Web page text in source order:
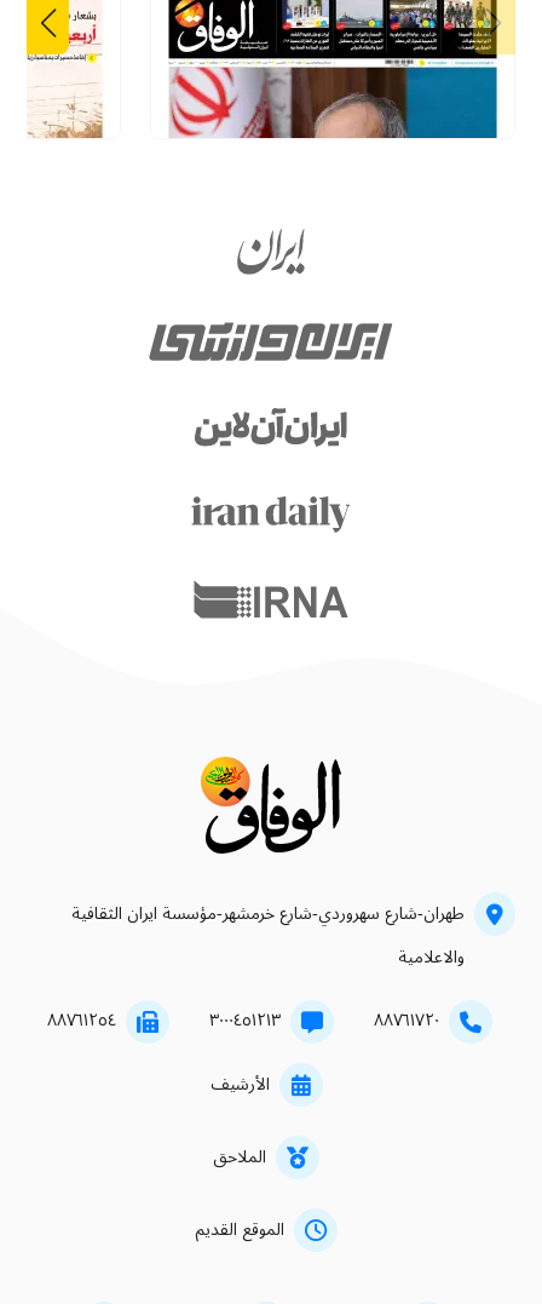
طهران-شارع سهروردي-شارع خرمشهر-مؤسسة ايران الثقافية
والاعلامية
۸۸۷٦۱۷۲۰ ۳۰۰۰٤٥۱۲۱۳ ۸۸۷٦۱۲٥٤
الأرشيف
الملاحق
الموقع القديم